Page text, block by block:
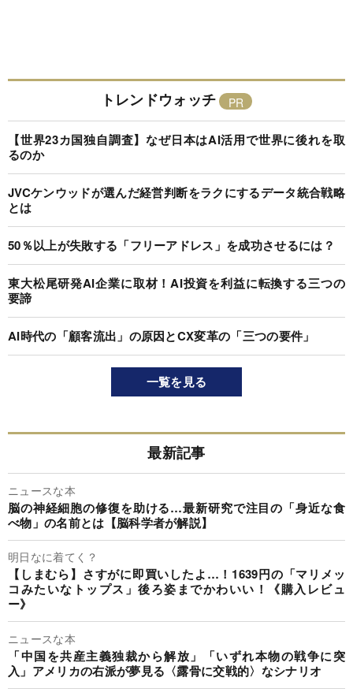
トレンドウォッチ
【世界23カ国独自調査】なぜ日本はAI活用で世界に後れを取
るのか
JVCケンウッドが選んだ経営判断をラクにするデータ統合戦略
とは
50％以上が失敗する「フリーアドレス」を成功させるには？
東大松尾研発AI企業に取材！AI投資を利益に転換する三つの
要諦
AI時代の「顧客流出」の原因とCX変革の「三つの要件」
一覧を見る
最新記事
ニュースな本
脳の神経細胞の修復を助ける…最新研究で注目の「身近な食
べ物」の名前とは【脳科学者が解説】
明日なに着てく？
【しまむら】さすがに即買いしたよ…！1639円の「マリメッ
コみたいなトップス」後ろ姿までかわいい！《購入レビュ
ー》
ニュースな本
「中国を共産主義独裁から解放」「いずれ本物の戦争に突
入」アメリカの右派が夢見る〈露骨に交戦的〉なシナリオ